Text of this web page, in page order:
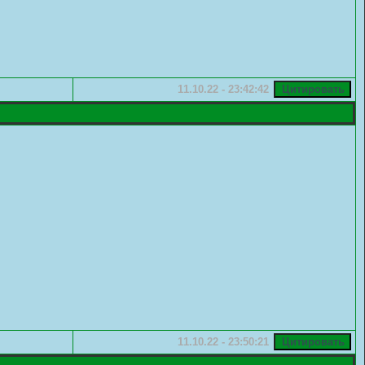
11.10.22 - 23:42:42
11.10.22 - 23:50:21